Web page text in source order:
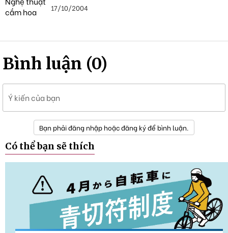
17/10/2004
Bình luận (0)
Ý kiến của bạn
Bạn phải đăng nhập hoặc đăng ký để bình luận.
Có thể bạn sẽ thích